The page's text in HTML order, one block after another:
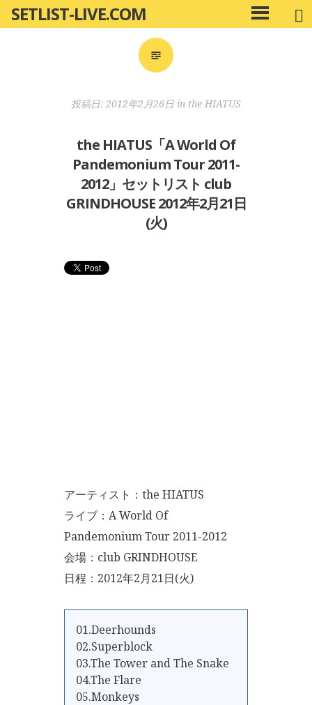
ン
SETLIST-LIVE.COM
メ
イ
投稿日: 2012年2月26日 in the HIATUS
the HIATUS「A World Of
Pandemonium Tour 2011-
2012」セットリスト club
GRINDHOUSE 2012年2月21日
(火)
アーティスト：the HIATUS
ライブ：A World Of
Pandemonium Tour 2011-2012
会場：club GRINDHOUSE
日程：2012年2月21日(火)
01.Deerhounds
02.Superblock
03.The Tower and The Snake
04.The Flare
05.Monkeys